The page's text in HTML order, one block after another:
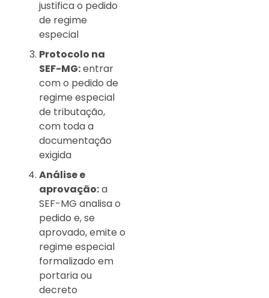
justifica o pedido
de regime
especial
Protocolo na
SEF-MG:entrar
com o pedido de
regime especial
de tributação,
com toda a
documentação
exigida
Análise e
aprovação:a
SEF-MG analisa o
pedido e, se
aprovado, emite o
regime especial
formalizado em
portaria ou
decreto